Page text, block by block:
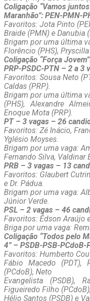
Coligação “Vamos juntos
Maranhão”: PEN-PMN-
Favoritos: Jota Pinto
Braide (PMN) e Danubia
Brigam por uma última
Florêncio (PHS),
Coligação “Força
PRP-PSDC-PTN – 2 a 3
Favoritos: Sousa Neto
Caldas (PRP).
Brigam por uma última
(PHS), Alexandre
Enoque Mota (PRP).
PT – 3 vagas – 26
Favoritos: Zé Inácio,
Yglésio Moyses.
Brigam por uma vaga:
Fernando Silva, Valdinar
PRB – 3 vagas – 13
Favoritos: Glaubert
e Dr. Pádua.
Brigam por uma vaga:
Júnior Verde.
PSL – 2 vagas – 46
Favoritos: Édson Araújo
Briga por uma vaga:
Coligação “Todos pelo
4” – PSDB-PSB-
Favoritos: Humberto
Fábio Macedo (PDT),
(PCdoB), Neto
Evangelista (PSDB),
Figueiredo Filho (PCdoB),
Hélio Santos (PSDB) e